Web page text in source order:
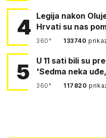
4 Legija nakon
Hrvati su nas
360° 133740
5
U 11 sati bili su pred Kninom. Gotovina:
'Sedma neka
360° 117820